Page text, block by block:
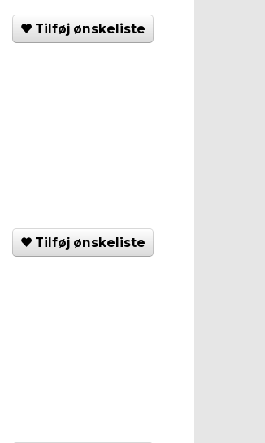
Tilføj ønskeliste
Tilføj ønskeliste